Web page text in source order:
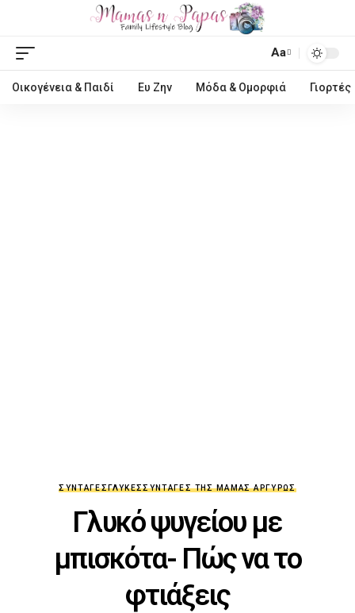
Aa
Οικογένεια & Παιδί Ευ Ζην Μόδα & Ομορφιά Γιορτές
ΣΥΝΤΑΓΈΣΓΛΥΚΈΣΣΥΝΤΑΓΈΣ ΤΗΣ ΜΑΜΆΣ ΑΡΓΥΡΏΣ
Γλυκό ψυγείου με
μπισκότα- Πώς να το
φτιάξεις